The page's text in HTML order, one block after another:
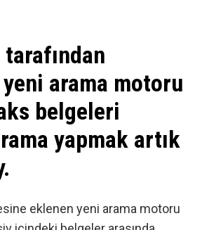
arama motoru
belgeleri
yapmak artık
eklenen yeni arama motoru